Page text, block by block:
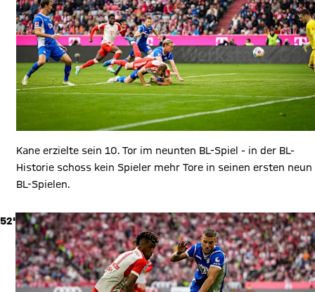
Kane erzielte sein 10. Tor im neunten BL-Spiel - in der BL-
Historie schoss kein Spieler mehr Tore in seinen ersten neun
BL-Spielen.
52'